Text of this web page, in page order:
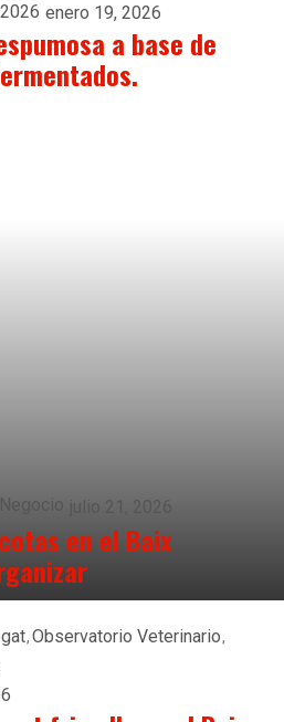
enero 19, 2026
a base de
julio 21, 2026
en el Baix
Observatorio Veterinario